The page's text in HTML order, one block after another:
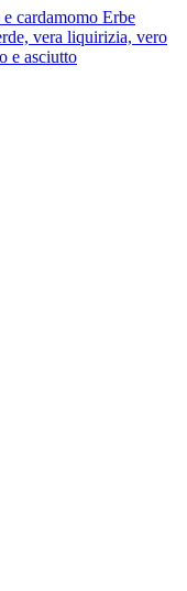
cardamomo Erbe
vera liquirizia, vero
e asciutto